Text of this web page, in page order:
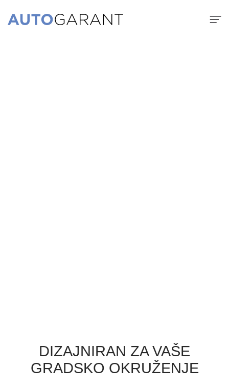
DIZAJNIRAN ZA VAŠE
GRADSKO OKRUŽENJE